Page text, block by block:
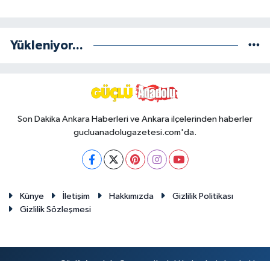
Yükleniyor...
Son Dakika Ankara Haberleri ve Ankara ilçelerinden haberler
gucluanadolugazetesi.com'da.
Künye İletişim Hakkımızda
Gizlilik Politikası
Gizlilik Sözleşmesi